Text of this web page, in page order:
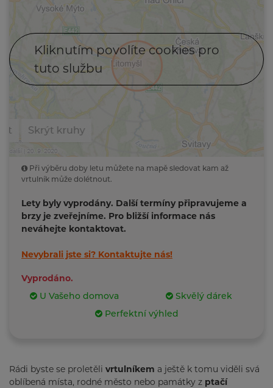
Kliknutím povolíte cookies pro
tuto službu
Při výběru doby letu můžete na mapě sledovat kam až
vrtulník může dolétnout.
Lety byly vyprodány. Další termíny připravujeme a
brzy je zveřejníme. Pro bližší informace nás
neváhejte kontaktovat.
Nevybrali jste si? Kontaktujte nás!
Vyprodáno.
U Vašeho domova
Skvělý dárek
Perfektní výhled
Rádi byste se proletěli vrtulníkem a ještě k tomu viděli svá
oblíbená místa, rodné město nebo památky z ptačí